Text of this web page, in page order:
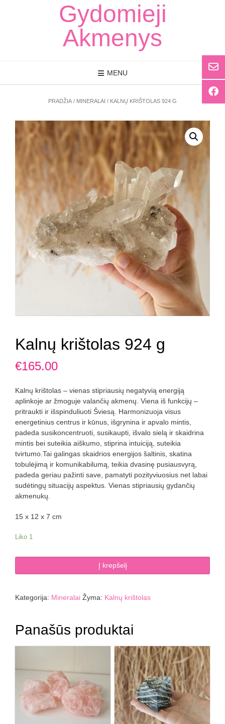
Gydomieji
Akmenys
MENU
PRADŽIA / MINERALAI / KALNŲ KRIŠTOLAS 924 G
Kalnų krištolas 924 g
€165.00
Kalnų krištolas – vienas stipriausių negatyvią energiją
aplinkoje ar žmoguje valančių akmenų. Viena iš funkcijų –
pritraukti ir išspinduliuoti Šviesą. Harmonizuoja visus
energetinius centrus ir kūnus, išgrynina ir apvalo mintis,
padeda susikoncentruoti, susikaupti, išvalo sielą ir skaidrina
mintis bei suteikia aiškumo, stiprina intuiciją, suteikia
tvirtumo.Tai galingas skaidrios energijos šaltinis, skatina
tobulėjimą ir komunikabilumą, teikia dvasinę pusiausvyrą,
padeda geriau pažinti save, pamatyti pozityviuosius net labai
sudėtingų situacijų aspektus. Vienas stipriausių gydančių
akmenukų.
15 x 12 x 7 cm
Liko 1
kiekis:
Į krepšelį
Kategorija: Mineralai Žyma: Kalnų krištolas
Panašūs produktai